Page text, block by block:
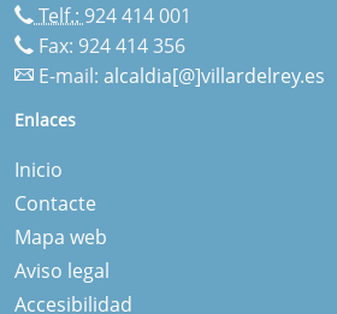
Telf.: 924 414 001
Fax: 924 414 356
E-mail: alcaldia[@]villardelrey.es
Enlaces
Inicio
Contacte
Mapa web
Aviso legal
Accesibilidad